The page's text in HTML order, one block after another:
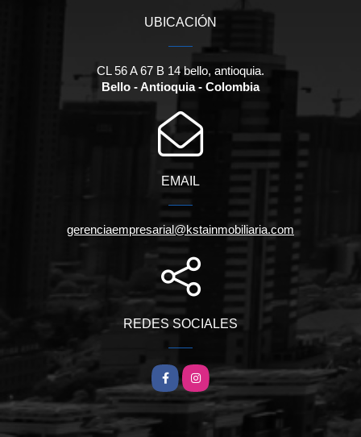
UBICACIÓN
CL 56 A 67 B 14 bello, antioquia.
Bello - Antioquia - Colombia
EMAIL
gerenciaempresarial@kstainmobiliaria.com
REDES SOCIALES
FacebookInstagram